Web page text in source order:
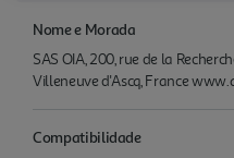
Nome e Morada
SAS OIA, 200, rue de la
Villeneuve d'Ascq, France
Compatibilidade